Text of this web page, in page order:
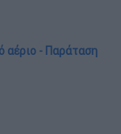
αέριο - Παράταση